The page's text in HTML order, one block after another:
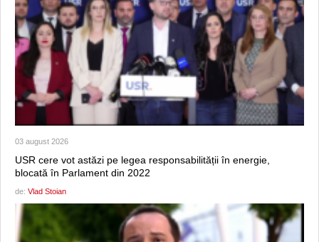
03 august 2026
USR cere vot astăzi pe legea responsabilității în energie,
blocată în Parlament din 2022
de: Vlad Stoian